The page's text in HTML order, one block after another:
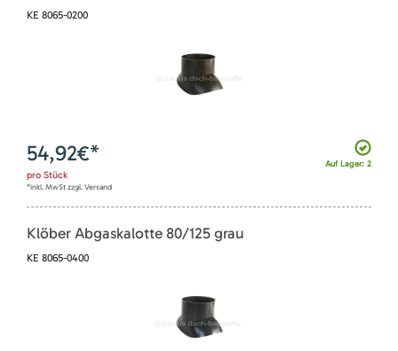
KE 8065-0200
Auf Lager: 2
54,92€*
pro Stück
*inkl. MwSt zzgl. Versand
Klöber Abgaskalotte 80/125 grau
KE 8065-0400